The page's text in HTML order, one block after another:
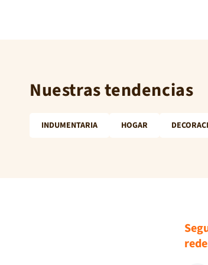
Nuestras tendencias
INDUMENTARIA HOGAR